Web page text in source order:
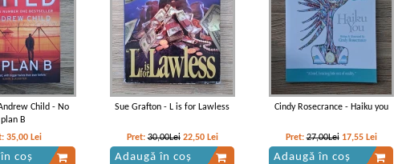
Child - No
plan B
35,00 Lei
coș
Sue Grafton - L is for Lawless
Pret:30,00Lei 22,50 Lei
Adaugă în coș
Cindy Rosecrance - Haiku you
Pret:27,00Lei 17,55 Lei
Adaugă în coș